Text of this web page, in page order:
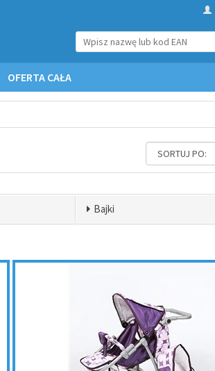
OFERTA CAŁA
Bajki